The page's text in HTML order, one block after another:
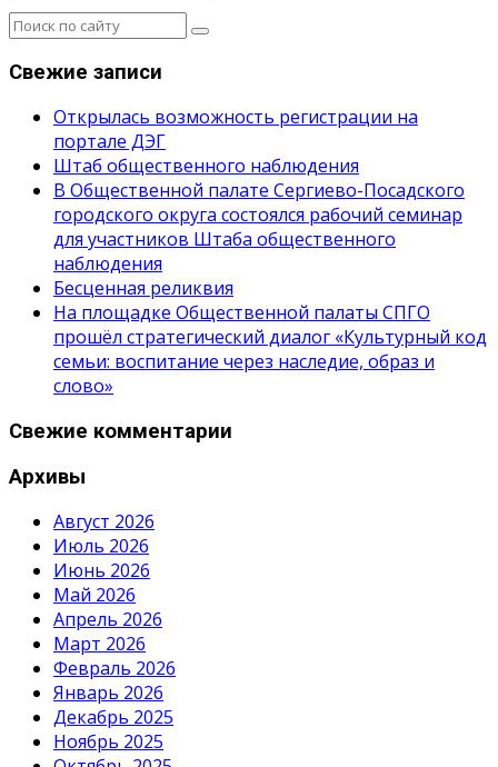
Свежие записи
Открылась возможность регистрации на
портале ДЭГ
Штаб общественного наблюдения
В Общественной палате Сергиево-Посадского
городского округа состоялся рабочий семинар
для участников Штаба общественного
наблюдения
Бесценная реликвия
На площадке Общественной палаты СПГО
прошёл стратегический диалог «Культурный код
семьи: воспитание через наследие, образ и
слово»
Свежие комментарии
Архивы
Август 2026
Июль 2026
Июнь 2026
Май 2026
Апрель 2026
Март 2026
Февраль 2026
Январь 2026
Декабрь 2025
Ноябрь 2025